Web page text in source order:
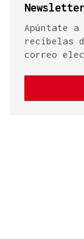
Apúntate
recíbelas
correo